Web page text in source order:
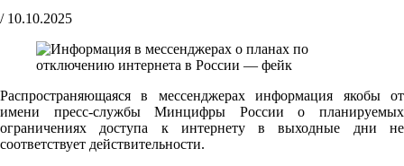
/ 10.10.2025
Распространяющаяся в мессенджерах информация якобы от
имени пресс-службы Минцифры России о планируемых
ограничениях доступа к интернету в выходные дни не
соответствует действительности.